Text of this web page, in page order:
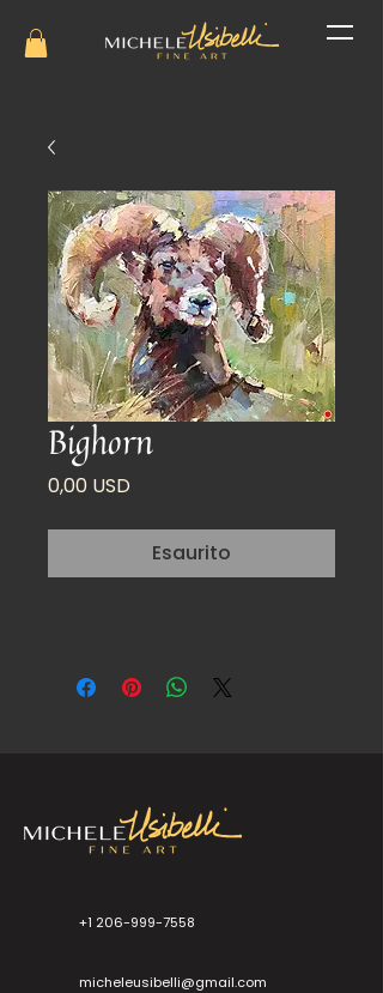
Bighorn
0,00 USD
Esaurito
+1 206-999-7558
micheleusibelli@gmail.com